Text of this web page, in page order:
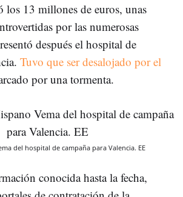
los 13 millones de euros, unas
por las numerosas
después el hospital de
Tuvo que ser desalojado por el
por una tormenta.
del hospital de campaña para Valencia. EE
conocida hasta la fecha,